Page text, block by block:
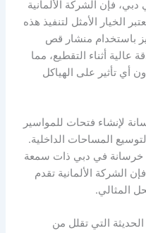
فإن الشركة الألمانية
الخيار الأمثل لتنفيذ هذه
باستخدام منشار قص
عالية أثناء التقطيع، مما
أي تأثير على الهياكل
لإنشاء فتحات للمواسير
المساحات الداخلية.
خرسانة في دبي ذات سمعة
الشركة الألمانية تقدم
المثالي.
التي تقلل من